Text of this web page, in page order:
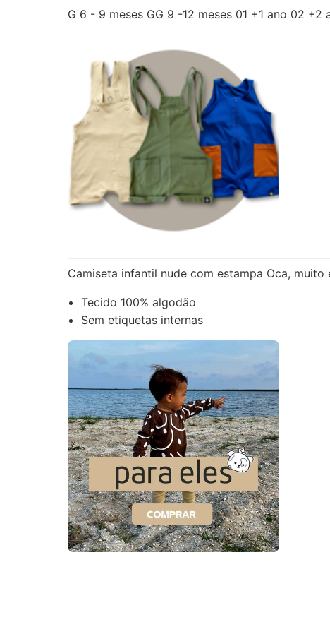
G 6 - 9 meses GG 9 -12 meses 01 +1 ano 02 +2
Camiseta infantil nude com estampa Oca, muito
Tecido 100% algodão
Sem etiquetas internas